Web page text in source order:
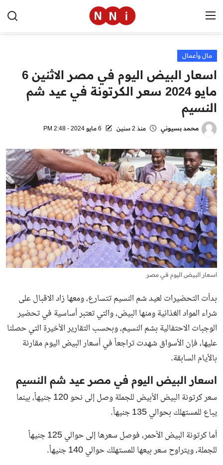
الرئيسية
اخبار مصر
العالم
الرياضة
مال وأعمال
تقنية
التعليم
منوعات
مال وأعمال
اسعار البيض اليوم في مصر الاثنين 6
مايو 2024 سعر الكرتونة في عيد شم
النسيم
محمد بسيوني منذ 2 سنين 6 مايو 2024 - 2:48 PM
اسعار البيض اليوم في مصر
بدأت التحضيرات لعيد شم النسيم تتسارع، ومعها زاد الاقبال على
شراء المواد الغذائية ومنها البيض، والتي تعتبر أساسية في تحضير
الوجبات الاحتفالية بشم النسيم، وبحسب التقارير الأخيرة التي حصلنا
عليها، فإن الأسواق شهدت تراجعاً في أسعار البيض اليوم مقارنة
بالأيام السابقة.
اسعار البيض اليوم في مصر عيد شم النسيم
سعر كرتونة البيض الأبيض للجملة وصل إلى نحو 120 جنيهاً، بينما
يباع للمستهلك بحوالي 135 جنيهاً.
أما كرتونة البيض الأحمر، فوصل سعرها إلى حوالي 125 جنيهاً
للجملة، ويتراوح سعر بيعها للمستهلك حوالي 140 جنيهاً.